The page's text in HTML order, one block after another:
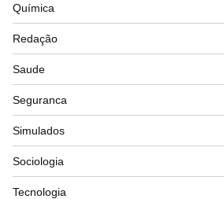
Química
Redação
Saude
Seguranca
Simulados
Sociologia
Tecnologia